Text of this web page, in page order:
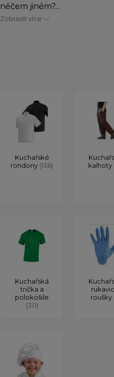
něčem jiném?...
Zobrazit více
Kuchařské
rondony (136)
kalhoty
Kuchařská
trička a
polokošile
(30)
roušky